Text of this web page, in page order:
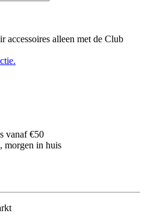
accessoires alleen met de Club
vanaf €50
morgen in huis